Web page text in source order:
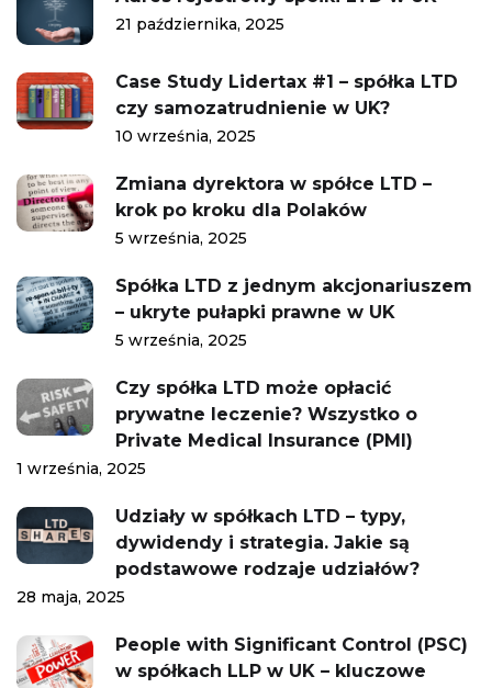
21 października, 2025
Case Study Lidertax #1 – spółka LTD
czy samozatrudnienie w UK?
10 września, 2025
Zmiana dyrektora w spółce LTD –
krok po kroku dla Polaków
5 września, 2025
Spółka LTD z jednym akcjonariuszem
– ukryte pułapki prawne w UK
5 września, 2025
Czy spółka LTD może opłacić
prywatne leczenie? Wszystko o
Private Medical Insurance (PMI)
1 września, 2025
Udziały w spółkach LTD – typy,
dywidendy i strategia. Jakie są
podstawowe rodzaje udziałów?
28 maja, 2025
People with Significant Control (PSC)
w spółkach LLP w UK – kluczowe